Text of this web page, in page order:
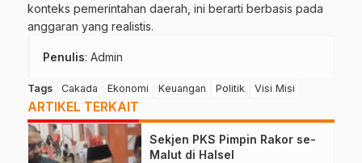
konteks pemerintahan daerah, ini berarti berbasis pada
anggaran yang realistis.
Penulis: Admin
Tags Cakada Ekonomi Keuangan Politik Visi Misi
ARTIKEL TERKAIT
Sekjen PKS Pimpin Rakor se-
Malut di Halsel